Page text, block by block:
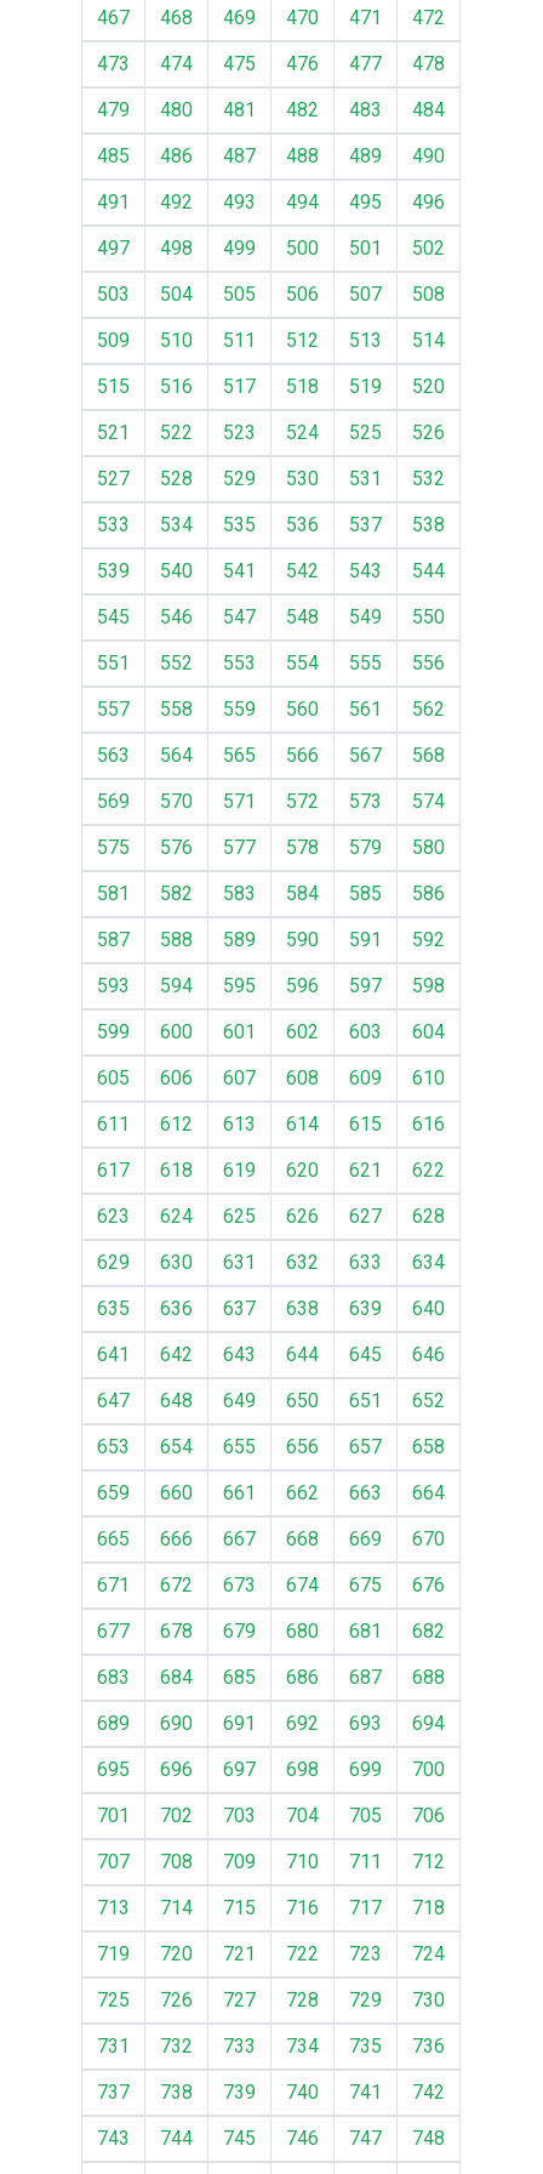
467 468 469 470 471
472
473
474 475 476 477
478
479
480 481 482 483
484
485
486 487 488 489
490
491
492 493 494 495
496
497
498 499 500 501
502
503
504 505 506 507
508
509
510 511 512 513
514
515
516 517 518 519
520
521
522 523 524 525
526
527
528 529 530 531
532
533
534 535 536 537
538
539
540 541 542 543
544
545
546 547 548 549
550
551
552 553 554 555
556
557
558 559 560 561
562
563
564 565 566 567
568
569
570 571 572 573
574
575
576 577 578 579
580
581
582 583 584 585
586
587
588 589 590 591
592
593
594 595 596 597
598
599
600 601 602 603
604
605
606 607 608 609
610
611
612 613 614 615
616
617
618 619 620 621
622
623
624 625 626 627
628
629
630 631 632 633
634
635
636 637 638 639
640
641
642 643 644 645
646
647
648 649 650 651
652
653
654 655 656 657
658
659
660 661 662 663
664
665
666 667 668 669
670
671
672 673 674 675
676
677
678 679 680 681
682
683
684 685 686 687
688
689
690 691 692 693
694
695
696 697 698 699
700
701
702 703 704 705
706
707
708 709 710 711
712
713
714 715 716 717
718
719
720 721 722 723
724
725
726 727 728 729
730
731
732 733 734 735
736
737
738 739 740 741
742
743
744 745 746 747
748